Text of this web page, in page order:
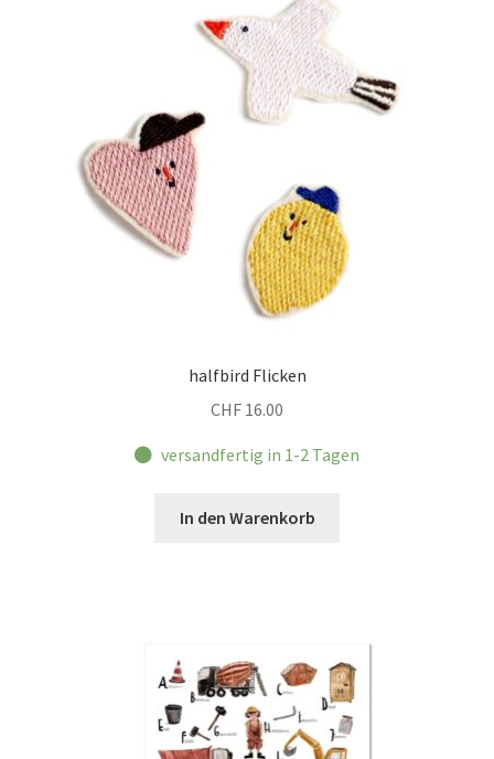
halfbird Flicken
CHF 16.00
versandfertig in 1-2 Tagen
In den Warenkorb